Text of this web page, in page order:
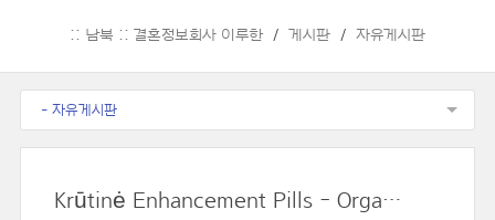
:: 남북 :: 결혼정보회사 이루한 게시판 자유게시판
- 자유게시판
Krūtinė Enhancement Pills - Organiniai tabletes, kurios tikrai veikia